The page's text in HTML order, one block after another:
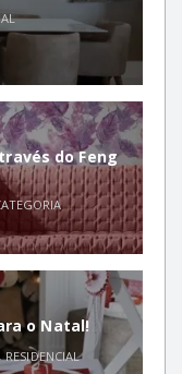
do Feng
o Natal!
RESIDENCIAL